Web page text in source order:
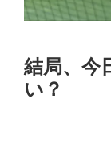
結局、今
い？